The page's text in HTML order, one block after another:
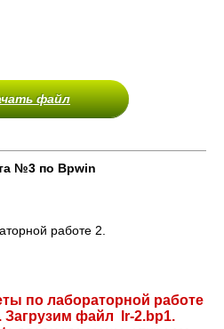
файл
№3 по Bpwin
работе 2.
по лабораторной работе
Загрузим файл lr-2.bp1.